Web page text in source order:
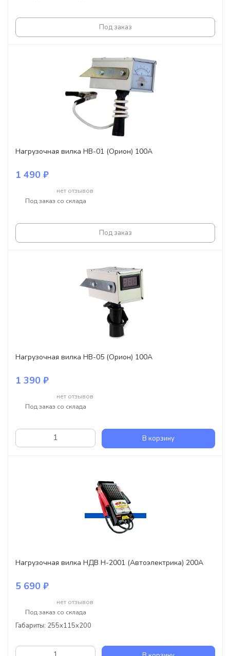
Под заказ
Нагрузочная вилка НВ-01 (Орион) 100А
1 490 ₽
нет отзывов
Под заказ со склада
Под заказ
Нагрузочная вилка НВ-05 (Орион) 100А
1 390 ₽
нет отзывов
Под заказ со склада
В корзину
Нагрузочная вилка НДВ Н-2001 (Автоэлектрика) 200А
5 690 ₽
нет отзывов
Под заказ со склада
Габариты: 255x115x200